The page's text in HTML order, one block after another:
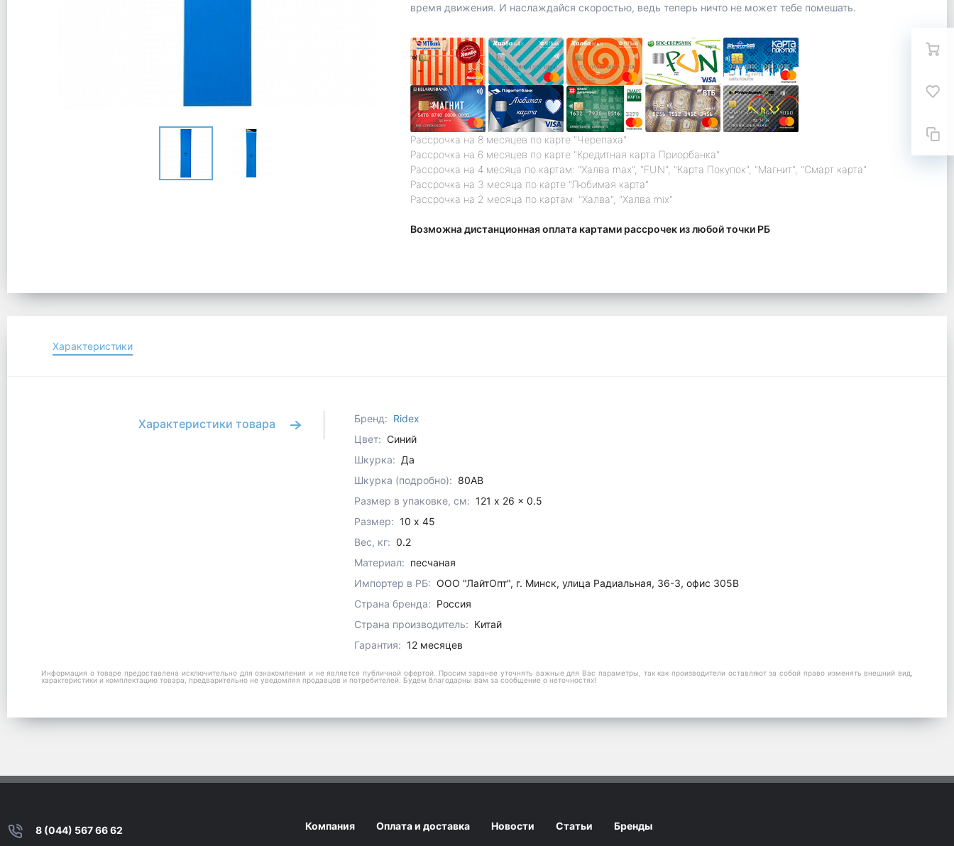
время движения. И наслаждайся скоростью, ведь теперь ничто не может тебе помешать.
Рассрочка на 8 месяцев по карте "Черепаха"
Рассрочка на 6 месяцев по карте "Кредитная карта Приорбанка"
Рассрочка на 4 месяца по картам: "Халва max", "FUN", "Карта Покупок", "Магнит", "Смарт карта"
Рассрочка на 3 месяца по карте "Любимая карта"
Рассрочка на 2 месяца по картам: "Халва", "Халва mix"
Возможна дистанционная оплата картами рассрочек из любой точки РБ
Характеристики
Характеристики товара Бренд: Ridex
Цвет: Синий
Шкурка: Да
Шкурка (подробно): 80АВ
Размер в упаковке, см: 121 x 26 x 0.5
Размер: 10 х 45
Вес, кг: 0.2
Материал: песчаная
Импортер в РБ: ООО "ЛайтОпт", г. Минск, улица Радиальная, 36-3, офис 305В
Страна бренда: Россия
Страна производитель: Китай
Гарантия: 12 месяцев
Информация о товаре предоставлена исключительно для ознакомления и не является публичной офертой. Просим заранее уточнять важные для Вас параметры, так как производители оставляют за собой право изменять внешний вид,
характеристики и комплектацию товара, предварительно не уведомляя продавцов и потребителей. Будем благодарны вам за сообщение о неточностях!
8 (044) 567 66 62 Компания Оплата и доставка Новости Статьи Бренды